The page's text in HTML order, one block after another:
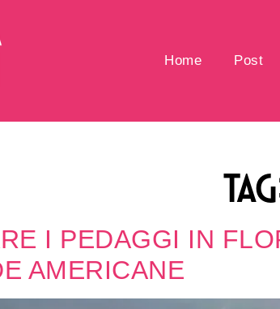
Home Post
I PEDAGGI IN
AMERICANE